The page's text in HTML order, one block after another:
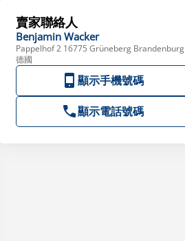
賣家聯絡人
Benjamin Wacker
Pappelhof 2 16775 Grüneberg Brandenburg
德國
顯示手機號碼
顯示電話號碼